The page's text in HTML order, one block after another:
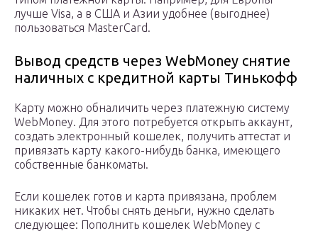
лучше Visa, а в США и Азии удобнее (выгоднее)
пользоваться MasterCard.
Вывод средств через WebMoney снятие
наличных с кредитной карты Тинькофф
Карту можно обналичить через платежную систему
WebMoney. Для этого потребуется открыть аккаунт,
создать электронный кошелек, получить аттестат и
привязать карту какого-нибудь банка, имеющего
собственные банкоматы.
Если кошелек готов и карта привязана, проблем
никаких нет. Чтобы снять деньги, нужно сделать
следующее: Пополнить кошелек WebMoney с